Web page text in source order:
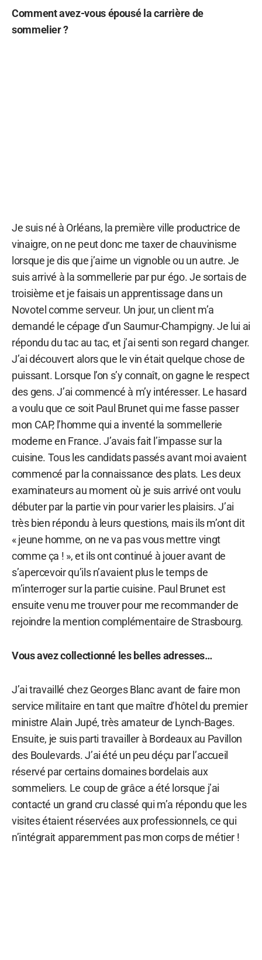
Comment avez-vous épousé la carrière de
sommelier ?
Je suis né à Orléans, la première ville productrice de
vinaigre, on ne peut donc me taxer de chauvinisme
lorsque je dis que j’aime un vignoble ou un autre. Je
suis arrivé à la sommellerie par pur égo. Je sortais de
troisième et je faisais un apprentissage dans un
Novotel comme serveur. Un jour, un client m’a
demandé le cépage d’un Saumur-Champigny. Je lui ai
répondu du tac au tac, et j’ai senti son regard changer.
J’ai découvert alors que le vin était quelque chose de
puissant. Lorsque l’on s’y connaît, on gagne le respect
des gens. J’ai commencé à m’y intéresser. Le hasard
a voulu que ce soit Paul Brunet qui me fasse passer
mon CAP, l’homme qui a inventé la sommellerie
moderne en France. J’avais fait l’impasse sur la
cuisine. Tous les candidats passés avant moi avaient
commencé par la connaissance des plats. Les deux
examinateurs au moment où je suis arrivé ont voulu
débuter par la partie vin pour varier les plaisirs. J’ai
très bien répondu à leurs questions, mais ils m’ont dit
« jeune homme, on ne va pas vous mettre vingt
comme ça ! », et ils ont continué à jouer avant de
s’apercevoir qu’ils n’avaient plus le temps de
m’interroger sur la partie cuisine. Paul Brunet est
ensuite venu me trouver pour me recommander de
rejoindre la mention complémentaire de Strasbourg.
Vous avez collectionné les belles adresses…
J’ai travaillé chez Georges Blanc avant de faire mon
service militaire en tant que maître d’hôtel du premier
ministre Alain Jupé, très amateur de Lynch-Bages.
Ensuite, je suis parti travailler à Bordeaux au Pavillon
des Boulevards. J’ai été un peu déçu par l’accueil
réservé par certains domaines bordelais aux
sommeliers. Le coup de grâce a été lorsque j’ai
contacté un grand cru classé qui m’a répondu que les
visites étaient réservées aux professionnels, ce qui
n’intégrait apparemment pas mon corps de métier !